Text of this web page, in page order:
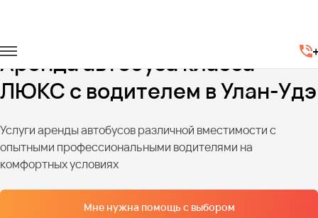
Аренда автобуса класса
ЛЮКС с водителем в Улан-Удэ
Услуги аренды автобусов различной вместимости с
опытными профессиональными водителями на
комфортных условиях
Мне нужна помощь с выбором